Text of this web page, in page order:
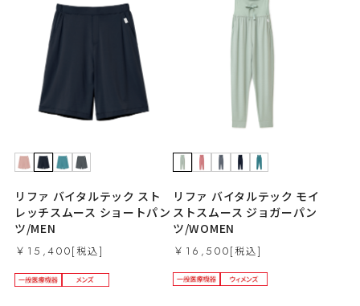
リファ バイタルテック スト
レッチスムース ショートパン
ツ/MEN
￥15,400
リファ バイタルテック モイ
ストスムース ジョガーパン
ツ/WOMEN
￥16,500